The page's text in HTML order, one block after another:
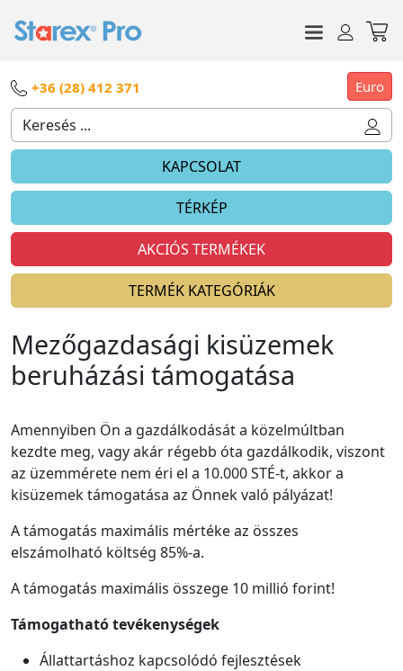
+36 (28) 412 371 Euro
KAPCSOLAT
TÉRKÉP
AKCIÓS TERMÉKEK
TERMÉK KATEGÓRIÁK
Mezőgazdasági kisüzemek
beruházási támogatása
Amennyiben Ön a gazdálkodását a közelmúltban
kezdte meg, vagy akár régebb óta gazdálkodik, viszont
az üzemmérete nem éri el a 10.000 STÉ-t, akkor a
kisüzemek támogatása az Önnek való pályázat!
A támogatás maximális mértéke az összes
elszámolható költség 85%-a.
A támogatás maximális összege 10 millió forint!
Támogatható tevékenységek
Állattartáshoz kapcsolódó fejlesztések